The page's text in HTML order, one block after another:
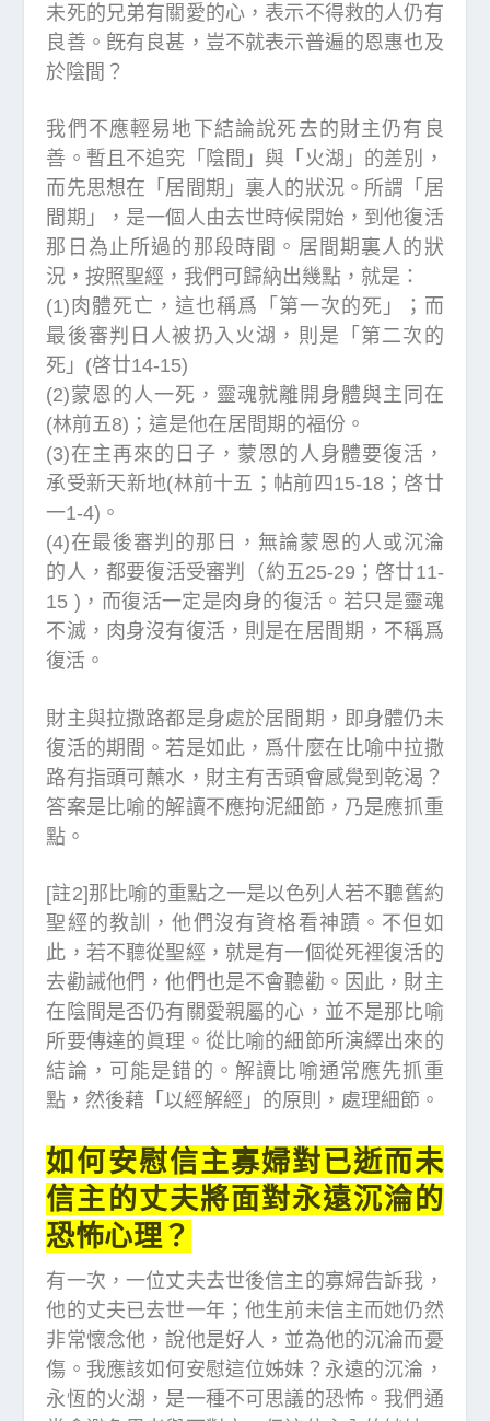
未死的兄弟有關愛的心，表示不得救的人仍有
良善。旣有良甚，豈不就表示普遍的恩惠也及
於陰間？
我們不應輕易地下結論說死去的財主仍有良
善。暫且不追究「陰間」與「火湖」的差別，
而先思想在「居間期」裏人的狀況。所謂「居
間期」，是一個人由去世時候開始，到他復活
那日為止所過的那段時間。居間期裏人的狀
況，按照聖經，我們可歸納出幾點，就是：
(1)肉體死亡，這也稱爲「第一次的死」；而
最後審判日人被扔入火湖，則是「第二次的
死」(啓廿14-15)
(2)蒙恩的人一死，靈魂就離開身體與主同在
(林前五8)；這是他在居間期的福份。
(3)在主再來的日子，蒙恩的人身體要復活，
承受新天新地(林前十五；帖前四15-18；啓廿
一1-4)。
(4)在最後審判的那日，無論蒙恩的人或沉淪
的人，都要復活受審判（約五25-29；啓廿11-
15 )，而復活一定是肉身的復活。若只是靈魂
不滅，肉身沒有復活，則是在居間期，不稱爲
復活。
財主與拉撒路都是身處於居間期，即身體仍未
復活的期間。若是如此，爲什麼在比喻中拉撒
路有指頭可蘸水，財主有舌頭會感覺到乾渴？
答案是比喻的解讀不應拘泥細節，乃是應抓重
點。
[註2]那比喻的重點之一是以色列人若不聽舊約
聖經的教訓，他們沒有資格看神蹟。不但如
此，若不聽從聖經，就是有一個從死裡復活的
去勸誡他們，他們也是不會聽勸。因此，財主
在陰間是否仍有關愛親屬的心，並不是那比喻
所要傳達的眞理。從比喻的細節所演繹出來的
結論，可能是錯的。解讀比喻通常應先抓重
點，然後藉「以經解經」的原則，處理細節。
如何安慰信主寡婦對已逝而未
信主的丈夫將面對永遠沉淪的
恐怖心理？
有一次，一位丈夫去世後信主的寡婦告訴我，
他的丈夫已去世一年；他生前未信主而她仍然
非常懷念他，說他是好人，並為他的沉淪而憂
傷。我應該如何安慰這位姊妹？永遠的沉淪，
永恆的火湖，是一種不可思議的恐怖。我們通